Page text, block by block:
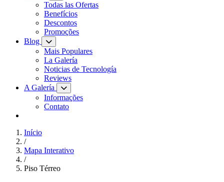
Todas las Ofertas
Benefícios
Descontos
Promoções
Blog
Mais Populares
La Galería
Noticias de Tecnología
Reviews
A Galería
Informações
Contato
Início
/
Mapa Interativo
/
Piso Térreo